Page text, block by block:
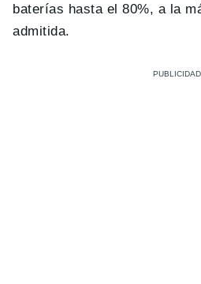
baterías hasta el 80%, a la
admitida.